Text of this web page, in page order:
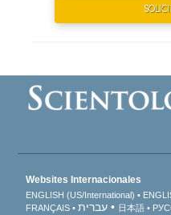
Websites Internacionales
ENGLISH (US/International)
FRANÇAIS
עברית 日本語